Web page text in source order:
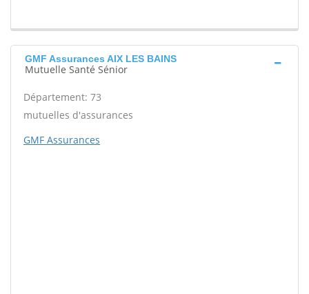
GMF Assurances AIX LES BAINS
Mutuelle Santé Sénior
Département: 73
mutuelles d'assurances
GMF Assurances